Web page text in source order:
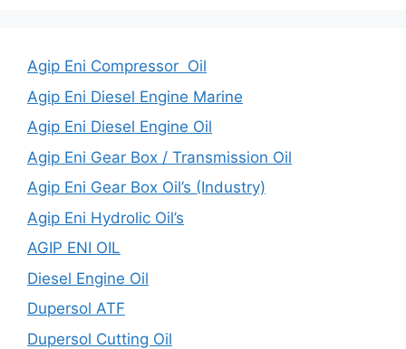
Agip Eni Compressor Oil
Agip Eni Diesel Engine Marine
Agip Eni Diesel Engine Oil
Agip Eni Gear Box / Transmission Oil
Agip Eni Gear Box Oil’s (Industry)
Agip Eni Hydrolic Oil’s
AGIP ENI OIL
Diesel Engine Oil
Dupersol ATF
Dupersol Cutting Oil